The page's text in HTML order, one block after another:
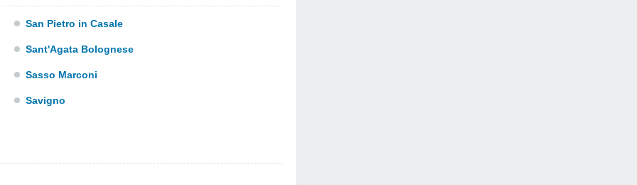
San Pietro in Casale
Sant'Agata Bolognese
Sasso Marconi
Savigno